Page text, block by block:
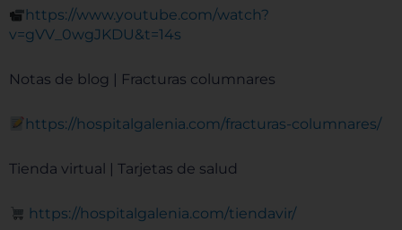
https://www.youtube.com/watch?
v=gVV_0wgJKDU&t=14s
Notas de blog | Fracturas columnares
https://hospitalgalenia.com/fracturas-columnares/
Tienda virtual | Tarjetas de salud
⁠⁠⁠⁠⁠⁠https://hospitalgalenia.com/tiendavir/⁠⁠⁠⁠⁠⁠